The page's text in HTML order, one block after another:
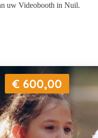
uw Videobooth in Nuil.
€ 600,00